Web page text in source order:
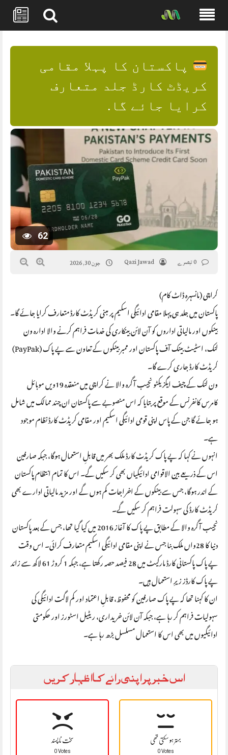
content
پاکستان کا پہلا مقامی
کریڈٹ کارڈ جلد متعارف
کرایا جائے گا.
62
Qazi Jawad جون 30, 2026
کراچی (مانسہرہ ڈاٹ کام)
پاکستان میں جلد ہی پہلا مقامی ادائیگی اسکیم پر مبنی کریڈٹ کارڈ متعارف کرایا جائے گا۔
بینکوں اور مالیاتی اداروں کو آن لائن بینکاری کی خدمات فراہم کرنے والا ادارہ ون
لنک، اسٹیٹ بینک آف پاکستان اور ممبر بینکوں کے تعاون سے پے پاک (PayPak)
کریڈٹ کارڈ جاری کرے گا۔
ون لنک کے چیف ایگزیکٹو نجیب آگرہ والا نے کراچی میں منعقدہ 19ویں موبائل
کامرس کانفرنس کے موقع پر بتایا کہ اس منصوبے سے پاکستان ان چند ممالک میں شامل
ہو جائے گا جن کے پاس اپنی قومی ادائیگی اسکیم اور مقامی کریڈٹ کارڈ نظام موجود
ہے۔
انہوں نے کہا کہ پے پاک کریڈٹ کارڈ ملک بھر میں قابلِ استعمال ہوگا، جبکہ صارفین
اس کے ذریعے بین الاقوامی ادائیگیاں بھی کر سکیں گے۔ اس کا تمام انتظام پاکستان
کے اندر ہوگا، جس سے بینکوں کے اخراجات کم ہوں گے اور مزید مالیاتی ادارے بھی
کریڈٹ کارڈ کی سہولت فراہم کر سکیں گے۔
نجیب آگرہ والا کے مطابق پے پاک کا آغاز 2016 میں کیا گیا تھا، جس کے بعد پاکستان
دنیا کا 28واں ملک بنا جس نے اپنی مقامی ادائیگی اسکیم متعارف کرائی۔ اس وقت
پے پاک پاکستانی کارڈ مارکیٹ میں 28 فیصد حصہ رکھتا ہے، جبکہ 1 کروڑ 61 لاکھ سے زائد
پے پاک کارڈز زیرِ استعمال ہیں۔
ان کا کہنا تھا کہ پے پاک صارفین کو محفوظ، قابلِ اعتماد اور کم لاگت ادائیگی کی
سہولیات فراہم کر رہا ہے، جبکہ آن لائن خریداری، ریٹیل اسٹورز اور حکومتی
ادائیگیوں میں بھی اس کا استعمال مسلسل بڑھ رہا ہے۔
اس خبر پر اپنی رائے کا اظہار کریں
سخت نا پسند
0 Votes
بہتر ہو سکتی تھی
0 Votes